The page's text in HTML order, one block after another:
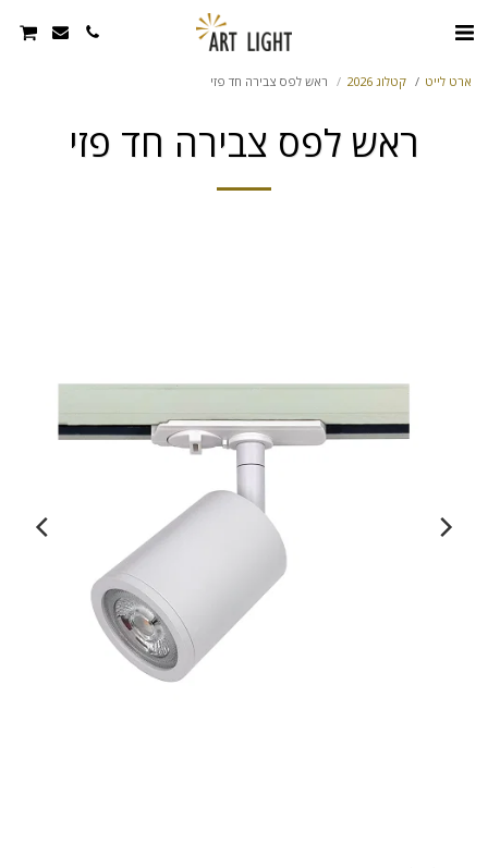
ארט לייט קטלוג 2026 ראש לפס צבירה חד פזי
ראש לפס צבירה חד פזי